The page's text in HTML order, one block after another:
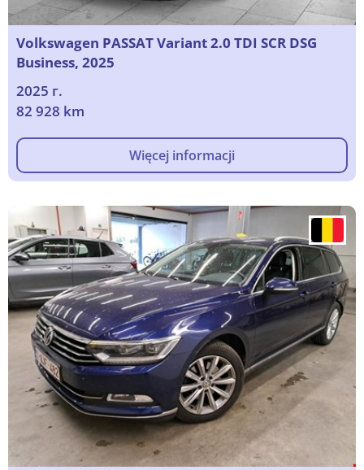
Volkswagen PASSAT Variant 2.0 TDI SCR DSG
Business, 2025
2025 г.
82 928 km
Więcej informacji